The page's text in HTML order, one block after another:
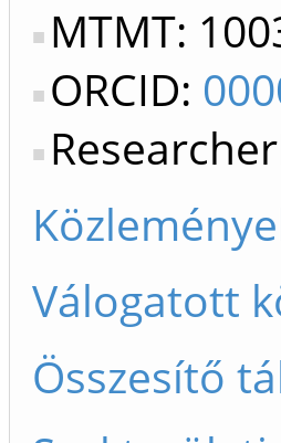
MTMT:
ORCID:
Válogatott
Összesítő